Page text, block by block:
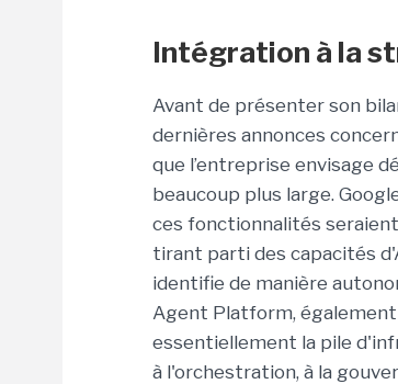
Intégration à la
Avant de présenter son
dernières annonces
que l’entreprise envisage
beaucoup plus large.
ces fonctionnalités
tirant parti des capacités
identifie de manière
Agent Platform,
essentiellement la pile
à l'orchestration, à la